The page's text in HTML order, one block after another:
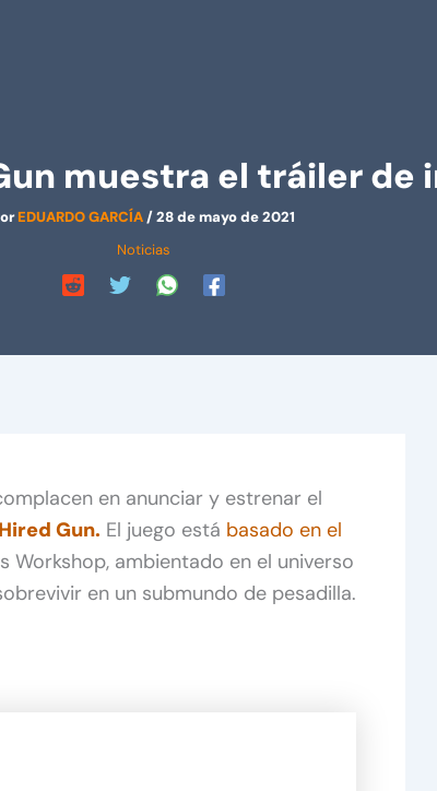
muestra el tráiler
EDUARDO GARCÍA/28 de mayo de 2021
Noticias
en anunciar y estrenar el
Gun. El juego está basado en el
ambientado en el universo
en un submundo de pesadilla.